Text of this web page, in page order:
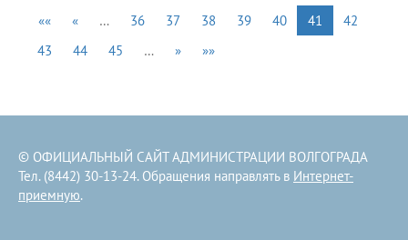
«« « … 36 37 38 39 40 41
42
43
44 45 … » »»
© ОФИЦИАЛЬНЫЙ САЙТ АДМИНИСТРАЦИИ ВОЛГОГРАДА
Тел. (8442) 30-13-24. Обращения направлять в Интернет-
приемную.